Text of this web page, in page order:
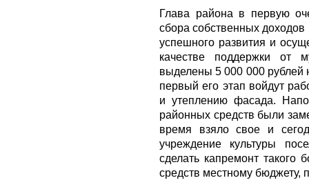
Глава района в первую
сбора собственных доходов
успешного развития и
качестве поддержки от
выделены 5 000 000 рублей
первый его этап войдут
и утеплению фасада.
районных средств были
время взяло свое и
учреждение культуры
сделать капремонт такого
средств местному бюджету,